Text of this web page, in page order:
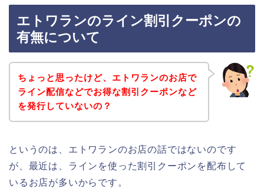
エトワランのライン割引クーポンの
有無について
ちょっと思ったけど、エトワランのお店で
ライン配信などでお得な割引クーポンなど
を発行していないの？
というのは、エトワランのお店の話ではないのです
が、最近は、ラインを使った割引クーポンを配布して
いるお店が多いからです。